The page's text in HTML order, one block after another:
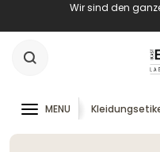
Wir sind den
MENU